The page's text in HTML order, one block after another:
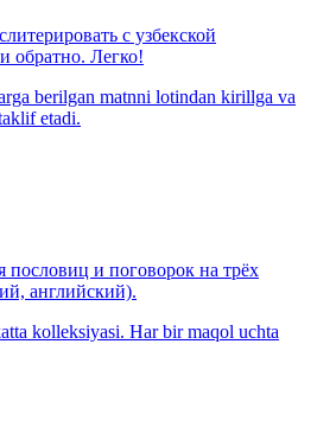
с узбекской
обратно. Легко!
berilgan matnni lotindan kirillga va
etadi.
пословиц и поговорок на трёх
английский).
kolleksiyasi. Har bir maqol uchta